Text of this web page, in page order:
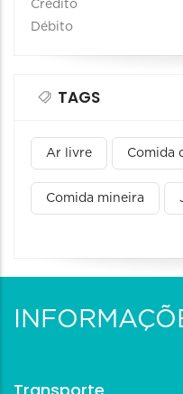
Crédito
Débito
TAGS
Ar livre Comida
Comida mineira